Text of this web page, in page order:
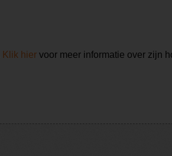
Klik hier voor meer informatie over zijn